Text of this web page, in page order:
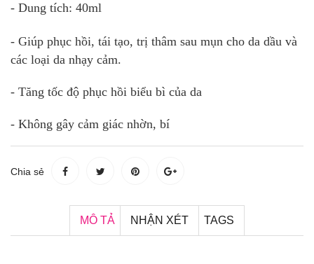
- Dung tích: 40ml
- Giúp phục hồi, tái tạo, trị thâm sau mụn cho da dầu và
các loại da nhạy cảm.
- Tăng tốc độ phục hồi biểu bì của da
- Không gây cảm giác nhờn, bí
Chia sẻ
MÔ TẢ NHẬN XÉT TAGS